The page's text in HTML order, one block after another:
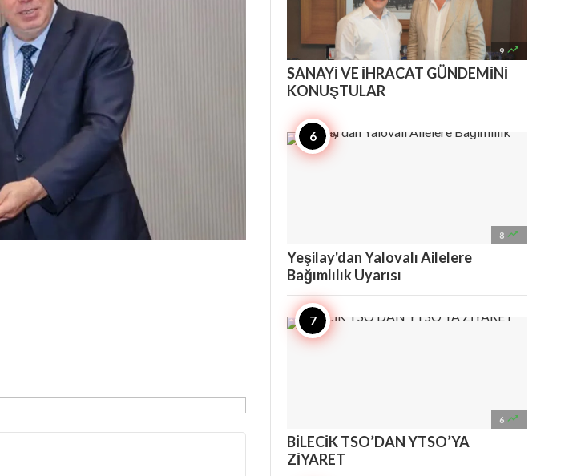
9 
SANAYİ VE İHRACAT GÜNDEMİNİ
KONUŞTULAR
8 
Yeşilay'dan Yalovalı Ailelere
Bağımlılık Uyarısı
6 
BİLECİK TSO’DAN YTSO’YA
ZİYARET